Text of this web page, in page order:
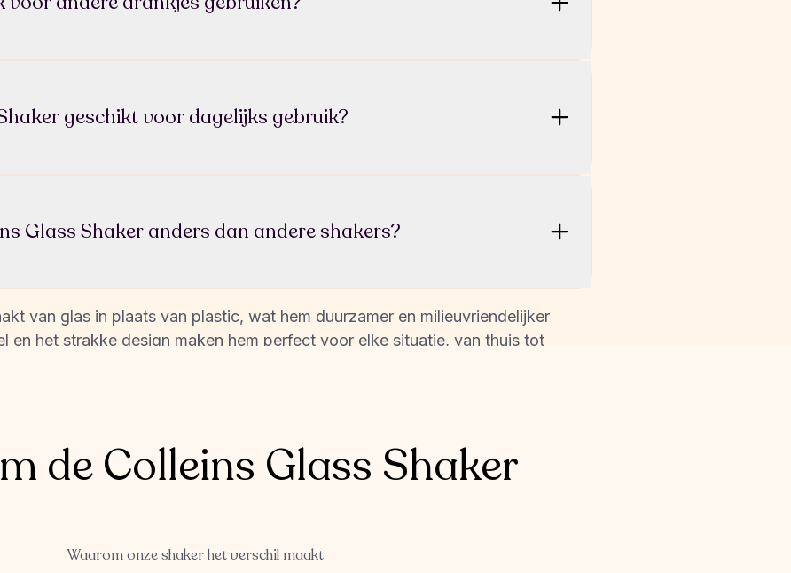
andere drankjes.geschikt voor dagelijks gebruik?
Glass Shaker anders dan andere shakers?
van glas in plaats van plastic, wat hem duurzamer en milieuvriendelijker
en het strakke design maken hem perfect voor elke situatie, van thuis tot
de Colleins Glass Shaker
Waarom onze shaker het verschil maakt